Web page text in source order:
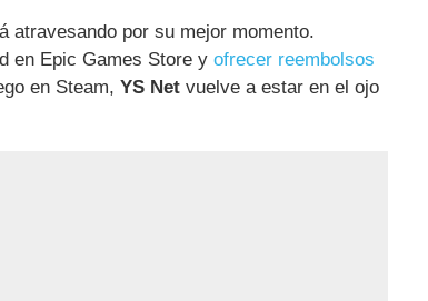
atravesando por su mejor momento.
en Epic Games Store y ofrecer reembolsos
en Steam, YS Net vuelve a estar en el ojo